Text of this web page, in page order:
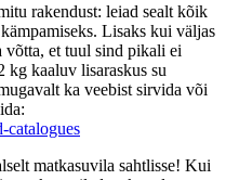
rakendust: leiad sealt kõik
Lisaks kui väljas
võtta, et tuul sind pikali ei
kg kaaluv lisaraskus su
ka veebist sirvida või
catalogues
matkasuvila sahtlisse! Kui